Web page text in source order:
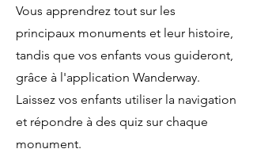
Vous apprendrez tout sur les
principaux monuments et leur histoire,
tandis que vos enfants vous guideront,
grâce à l'application Wanderway.
Laissez vos enfants utiliser la navigation
et répondre à des quiz sur chaque
monument.